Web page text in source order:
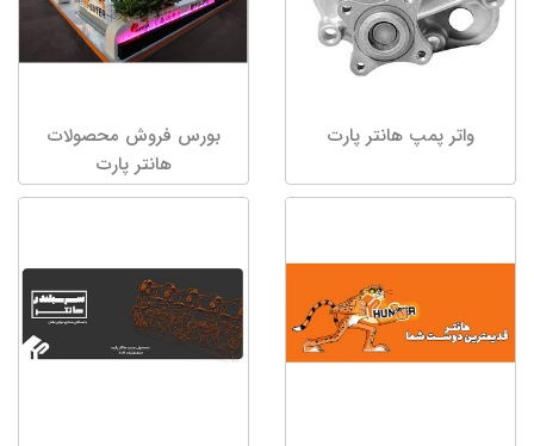
واتر پمپ هانتر پارت
بورس فروش محصولات
هانتر پارت